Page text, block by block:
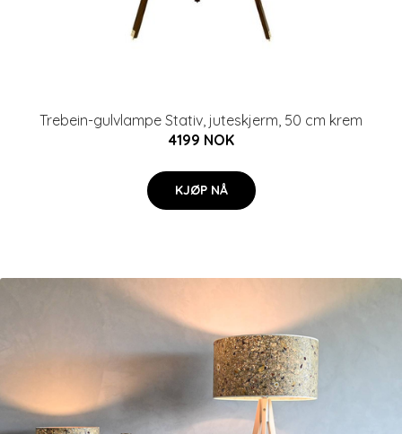
Trebein-gulvlampe Stativ, juteskjerm, 50 cm krem
4199 NOK
KJØP NÅ